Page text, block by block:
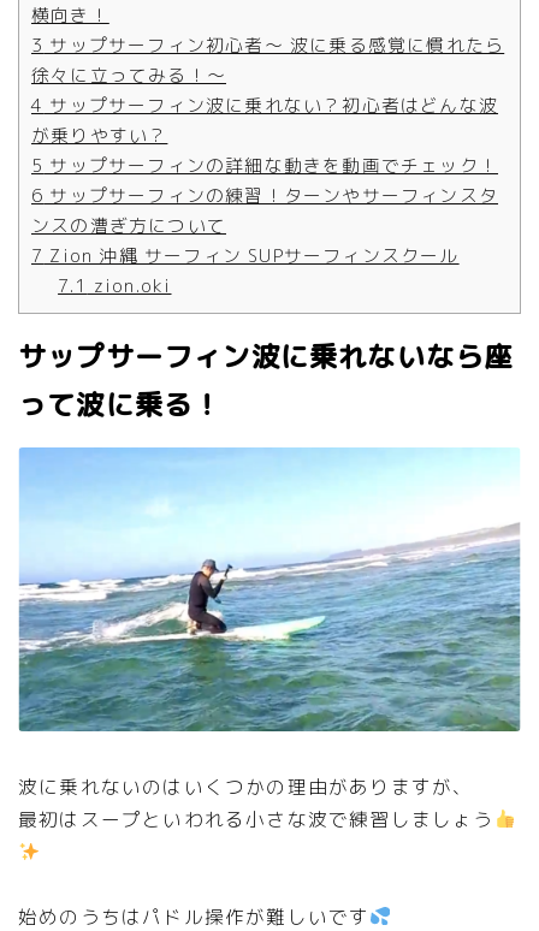
横向き！
3 サップサーフィン初心者～ 波に乗る感覚に慣れたら
徐々に立ってみる！～
4 サップサーフィン波に乗れない？初心者はどんな波
が乗りやすい？
5 サップサーフィンの詳細な動きを動画でチェック！
6 サップサーフィンの練習！ターンやサーフィンスタ
ンスの漕ぎ方について
7 Zion 沖縄 サーフィン SUPサーフィンスクール
7.1 zion.oki
サップサーフィン波に乗れないなら座
って波に乗る！
波に乗れないのはいくつかの理由がありますが、
最初はスープといわれる小さな波で練習しましょう
始めのうちはパドル操作が難しいです